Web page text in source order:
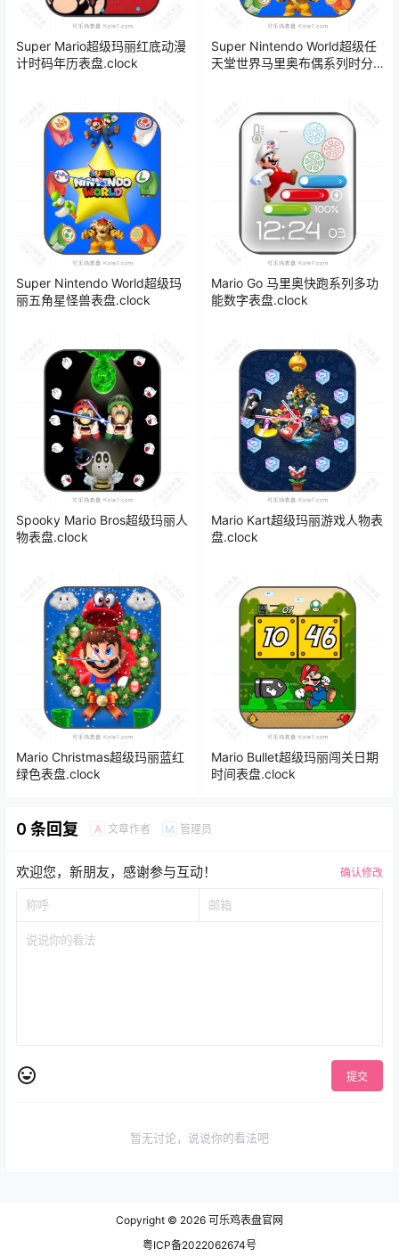
Super Mario超级玛丽红底动漫
计时码年历表盘.clock
Super Nintendo World超级任
天堂世界马里奥布偶系列时分
Super Nintendo World超级玛
丽五角星怪兽表盘.clock
Mario Go 马里奥快跑系列多功
能数字表盘.clock
Spooky Mario Bros超级玛丽人
物表盘.clock
Mario Kart超级玛丽游戏人物表
盘.clock
Mario Christmas超级玛丽蓝红
绿色表盘.clock
Mario Bullet超级玛丽闯关日期
时间表盘.clock
0 条回复 A 文章作者 M 管理员
欢迎您，新朋友，感谢参与互动！ 确认修改
提交
暂无讨论，说说你的看法吧
Copyright © 2026 可乐鸡表盘官网
粤ICP备2022062674号